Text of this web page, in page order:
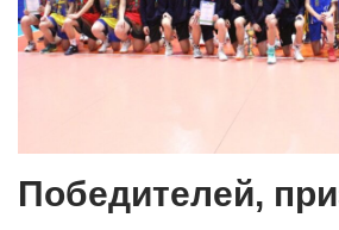
Победителей,